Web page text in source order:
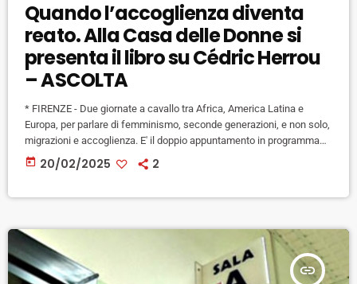
Quando l’accoglienza diventa
reato. Alla Casa delle Donne si
presenta il libro su Cédric Herrou
– ASCOLTA
* FIRENZE - Due giornate a cavallo tra Africa, America Latina e
Europa, per parlare di femminismo, seconde generazioni, e non solo,
migrazioni e accoglienza. E' il doppio appuntamento in programma
nei prossimi giorni alla Casa delle donne di Firenze, presso nell'ex
Complesso delle Murate. Si parte domani, venerdì 21 febbraio (ore
today 20/02/2025 2
insert_link